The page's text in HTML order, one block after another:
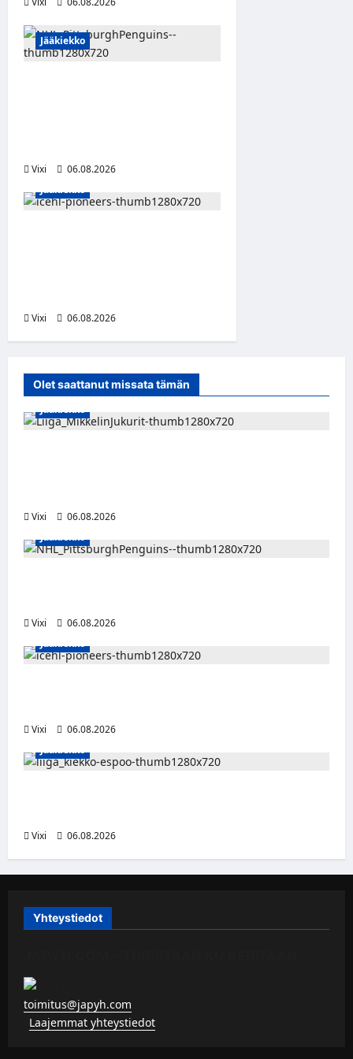
Jääkiekko
Vixi
06.08.2026
Jääkiekko
Vixi 06.08.2026
Olet saattanut missata tämän
Jääkiekko
Vixi
06.08.2026
Jääkiekko
Vixi
06.08.2026
Jääkiekko
Vixi
06.08.2026
Jääkiekko
Vixi 06.08.2026
Yhteystiedot
toimitus@japyh.com
Laajemmat yhteystiedot